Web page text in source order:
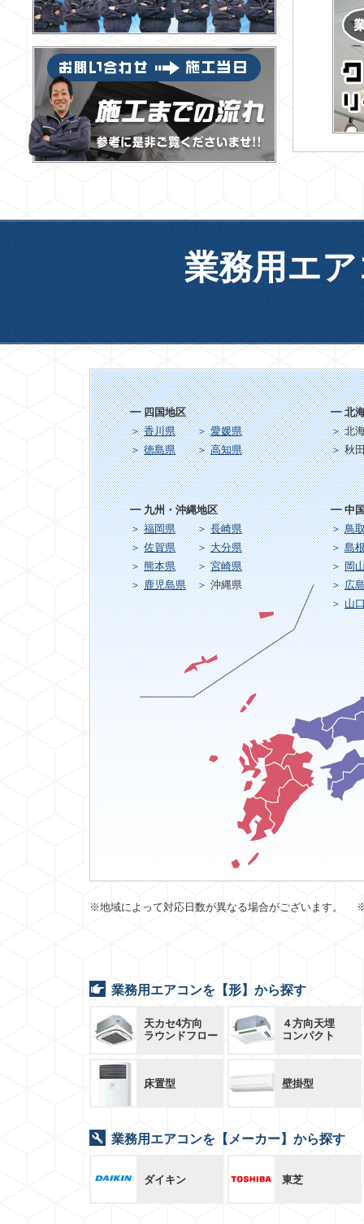
業務用エ
九州・沖縄地区
福岡県
長崎県
佐賀県
大分県
熊本県
宮崎県
鹿児島県
沖縄県
北
北
秋
中
鳥
島
岡
広
山
四国地区
香川県
愛媛県
徳島県
高知県
※地域によって対応日数が異なる場合がございます。
業務用エアコンを【形】から探す
天カセ4方向
ラウンドフロー
４方向天埋
コンパクト
床置型 壁掛型
業務用エアコンを【メーカー】から探す
ダイキン 東芝